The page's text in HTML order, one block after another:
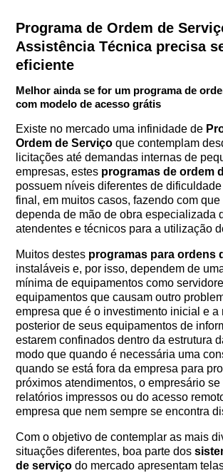
Programa de Ordem de
Assistência Técnica precisa
eficiente
Melhor ainda se for um programa de
com modelo de acesso grátis
Existe no mercado uma infinidade de
Ordem de Serviço que contemplam
licitações até demandas internas de
empresas, estes programas de ordem
possuem níveis diferentes de
final, em muitos casos, fazendo com
dependa de mão de obra especializada
atendentes e técnicos para a utilização
Muitos destes programas para ordens
instaláveis e, por isso, dependem de
mínima de equipamentos como
equipamentos que causam outro
empresa que é o investimento inicial e a
posterior de seus equipamentos de
estarem confinados dentro da estrutura
modo que quando é necessária uma
quando se está fora da empresa para
próximos atendimentos, o empresário
relatórios impressos ou do acesso
empresa que nem sempre se encontra
Com o objetivo de contemplar as mais
situações diferentes, boa parte dos
de serviço do mercado apresentam